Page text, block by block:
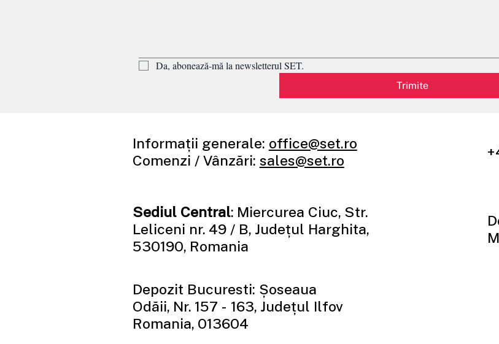
Da, abonează-mă la newsletterul SET.
Trimite
Informații generale: office@set.ro
Comenzi / Vânzări: sales@set.ro
Sediul Central: Miercurea Ciuc, Str.
Leliceni nr. 49 / B, Județul Harghita,
530190, Romania
Depozit Bucuresti: Șoseaua
Odăii, Nr. 157 - 163, Județul Ilfov
Romania, 013604